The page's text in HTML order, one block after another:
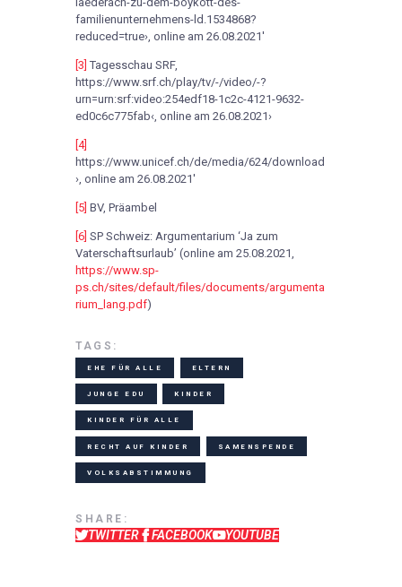
familienunternehmens-ld.1534868?
reduced=true›, online am 26.08.2021′
[3] Tagesschau SRF,
https://www.srf.ch/play/tv/-/video/-?
urn=urn:srf:video:254edf18-1c2c-4121-9632-
ed0c6c775fab‹, online am 26.08.2021›
[4]
https://www.unicef.ch/de/media/624/download
›, online am 26.08.2021′
[5] BV, Präambel
[6] SP Schweiz: Argumentarium ‘Ja zum
Vaterschaftsurlaub’ (online am 25.08.2021,
https://www.sp-
ps.ch/sites/default/files/documents/argumenta
rium_lang.pdf)
TAGS:
EHE FÜR ALLE ELTERN
JUNGE EDU KINDER
KINDER FÜR ALLE
RECHT AUF KINDER SAMENSPENDE
VOLKSABSTIMMUNG
SHARE:
TWITTER FACEBOOK YOUTUBE